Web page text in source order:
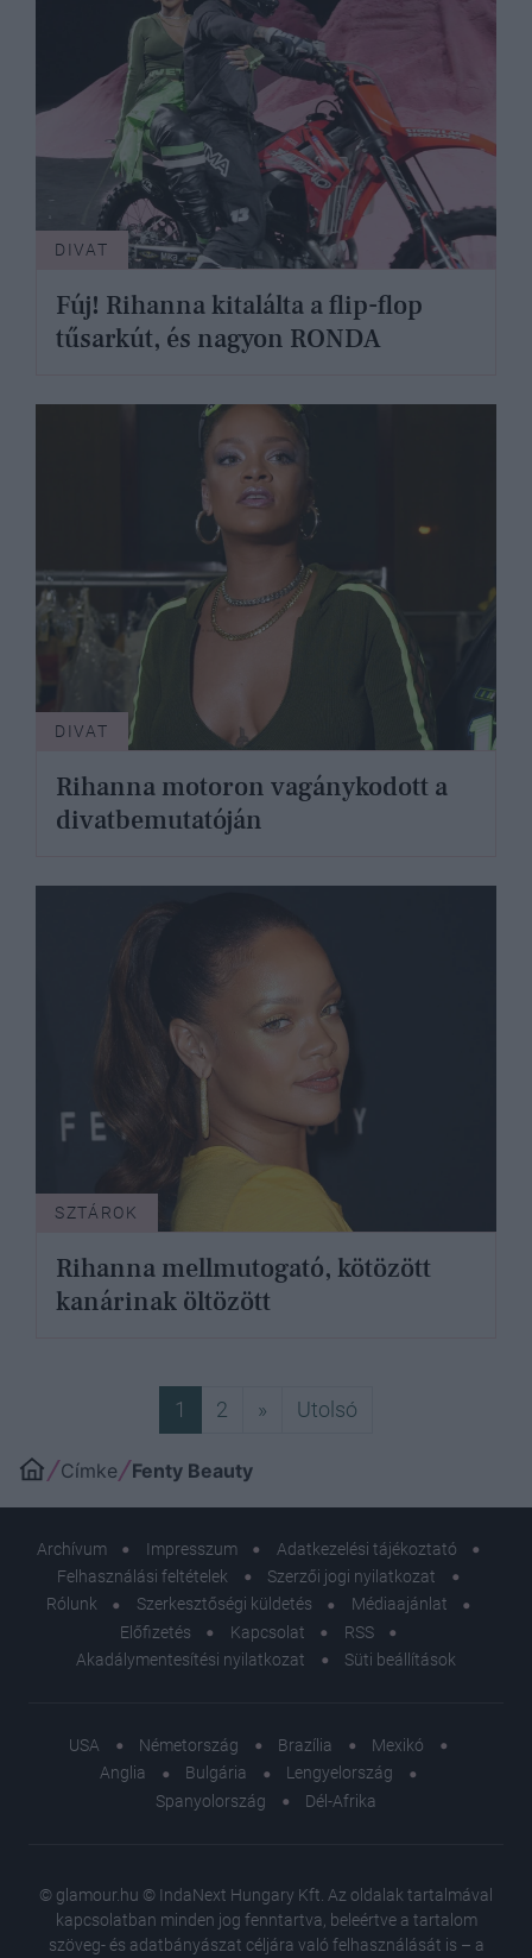
DIVAT
Fúj! Rihanna kitalálta a flip-flop
tűsarkút, és nagyon RONDA
DIVAT
Rihanna motoron vagánykodott a
divatbemutatóján
SZTÁROK
Rihanna mellmutogató, kötözött
kanárinak öltözött
1 2 » Következő
Utolsó
Címke Fenty Beauty
Archívum Impresszum
Adatkezelési tájékoztató
Felhasználási feltételek
Szerzői jogi nyilatkozat
Rólunk
Szerkesztőségi küldetés
Médiaajánlat
Előfizetés
Kapcsolat
RSS
Akadálymentesítési nyilatkozat
Süti beállítások
USA Németország Brazília
Mexikó
Anglia
Bulgária
Lengyelország
Spanyolország
Dél-Afrika
© glamour.hu © IndaNext Hungary Kft. Az oldalak tartalmával
kapcsolatban minden jog fenntartva, beleértve a tartalom
szöveg- és adatbányászat céljára való felhasználását is – a